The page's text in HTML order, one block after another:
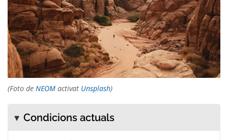
(Foto de NEOM activat Unsplash)
Condicions actuals